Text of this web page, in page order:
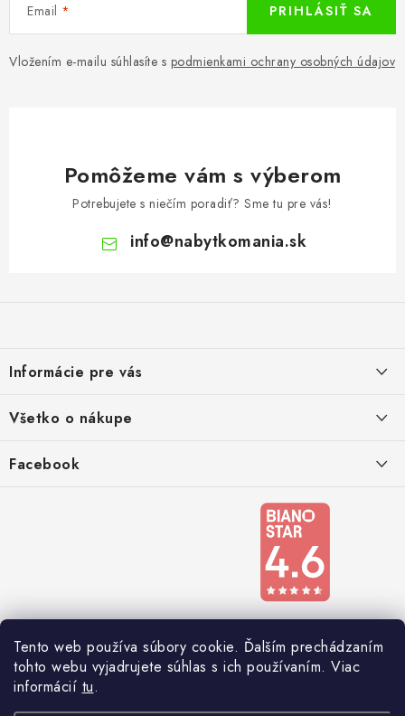
Tento web používa súbory cookie. Ďalším prechádzaním
tohto webu vyjadrujete súhlas s ich používaním. Viac
informácií tu.
Email
Vložením e-mailu súhlasíte s podmienkami ochrany osobných údajov
PRIHLÁSIŤ SA
Pomôžeme vám s výberom
Potrebujete s niečím poradiť? Sme tu pre vás!
info@nabytkomania.sk
äInformácie pre vás
Registrace
Všetko o nákupe
Facebook